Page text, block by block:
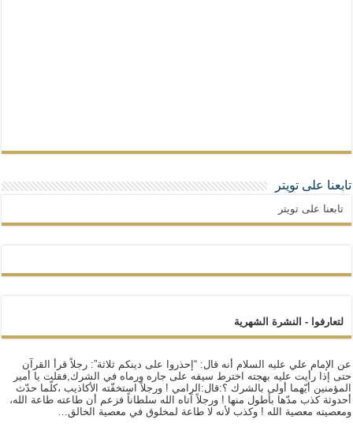
تابعنا على تويتر
تابعنا على تويتر
لتعارفوا - النشرة الشهرية
عن الإمام علي عليه السلام أنه قال: “إحذروا على دينكم ثلاثة”: رجلاً قرأ القرآن
حتى إذا رأيت عليه بهجته اخترط سيفه على جاره ورماه في الشرك,فقلت يا أمير
المؤمنين أيّهما أولى بالشرك ؟:قال:الرامي ! ورجلاً استخفّته الأكاذيب ،كلّما حدّث
أحدوثة كذب مدّها بأطول منها ! ورجلاً آتاه الله سلطاناً فزعم أن طاعته طاعة الله،
ومعصيته معصية الله ! وكذب لأنه لا طاعة لمخلوق في معصية الخالق…